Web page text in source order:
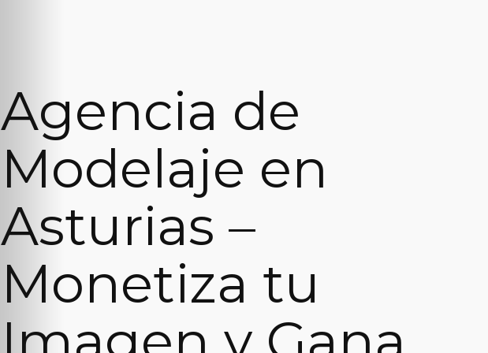
Agencia de
Modelaje en
Asturias –
Monetiza tu